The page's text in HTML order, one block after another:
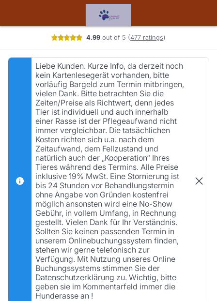
4.99out of 5 (477 ratings)
Booking step Select your services
Liebe Kunden. Kurze Info, da derzeit noch
kein Kartenlesegerät vorhanden, bitte
vorläufig Bargeld zum Termin mitbringen,
vielen Dank. Bitte betrachten Sie die
Zeiten/Preise als Richtwert, denn jedes
Tier ist individuell und auch innerhalb
einer Rasse ist der Pflegeaufwand nicht
immer vergleichbar. Die tatsächlichen
Kosten richten sich u.a. nach dem
Zeitaufwand, dem Fellzustand und
natürlich auch der „Kooperation“ Ihres
Tieres während des Termins. Alle Preise
inklusive 19% MwSt. Eine Stornierung ist
bis 24 Stunden vor Behandlungstermin
ohne Angabe von Gründen kostenfrei
möglich ansonsten wird eine No-Show
Gebühr, in vollem Umfang, in Rechnung
gestellt. Vielen Dank für Ihr Verständnis.
Sollten Sie keinen passenden Termin in
unserem Onlinebuchungssystem finden,
stehen wir gerne telefonisch zur
Verfügung. Mit Nutzung unseres Online
Buchungssystems stimmen Sie der
Datenschutzerklärung zu. Wichtig, bitte
geben sie im Kommentarfeld immer die
Hunderasse an !